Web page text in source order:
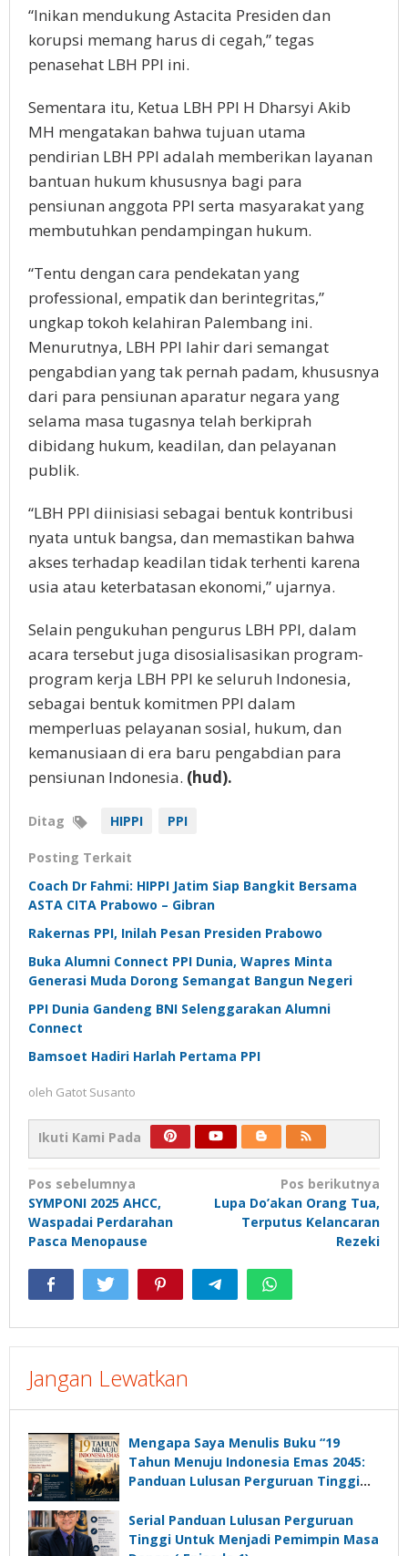
“Inikan mendukung Astacita Presiden dan
korupsi memang harus di cegah,” tegas
penasehat LBH PPI ini.
Sementara itu, Ketua LBH PPI H Dharsyi Akib
MH mengatakan bahwa tujuan utama
pendirian LBH PPI adalah memberikan layanan
bantuan hukum khususnya bagi para
pensiunan anggota PPI serta masyarakat yang
membutuhkan pendampingan hukum.
“Tentu dengan cara pendekatan yang
professional, empatik dan berintegritas,”
ungkap tokoh kelahiran Palembang ini.
Menurutnya, LBH PPI lahir dari semangat
pengabdian yang tak pernah padam, khususnya
dari para pensiunan aparatur negara yang
selama masa tugasnya telah berkiprah
dibidang hukum, keadilan, dan pelayanan
publik.
“LBH PPI diinisiasi sebagai bentuk kontribusi
nyata untuk bangsa, dan memastikan bahwa
akses terhadap keadilan tidak terhenti karena
usia atau keterbatasan ekonomi,” ujarnya.
Selain pengukuhan pengurus LBH PPI, dalam
acara tersebut juga disosialisasikan program-
program kerja LBH PPI ke seluruh Indonesia,
sebagai bentuk komitmen PPI dalam
memperluas pelayanan sosial, hukum, dan
kemanusiaan di era baru pengabdian para
pensiunan Indonesia. (hud).
Ditag HIPPI PPI
Posting Terkait
Coach Dr Fahmi: HIPPI Jatim Siap Bangkit Bersama
ASTA CITA Prabowo – Gibran
Rakernas PPI, Inilah Pesan Presiden Prabowo
Buka Alumni Connect PPI Dunia, Wapres Minta
Generasi Muda Dorong Semangat Bangun Negeri
PPI Dunia Gandeng BNI Selenggarakan Alumni
Connect
Bamsoet Hadiri Harlah Pertama PPI
oleh Gatot Susanto
Ikuti Kami Pada
Navigasi
pos
Pos sebelumnya
SYMPONI 2025 AHCC,
Waspadai Perdarahan
Pasca Menopause
Pos berikutnya
Lupa Do’akan Orang Tua,
Terputus Kelancaran
Rezeki
Jangan Lewatkan
Mengapa Saya Menulis Buku “19
Tahun Menuju Indonesia Emas 2045:
Panduan Lulusan Perguruan Tinggi
Depan”?
Serial Panduan Lulusan Perguruan
Tinggi Untuk Menjadi Pemimpin Masa